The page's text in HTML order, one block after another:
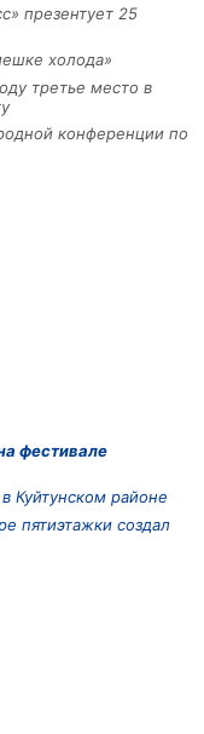
презентует 25
холода»
третье место в
конференции по
фестивале
Куйтунском районе
пятиэтажки создал